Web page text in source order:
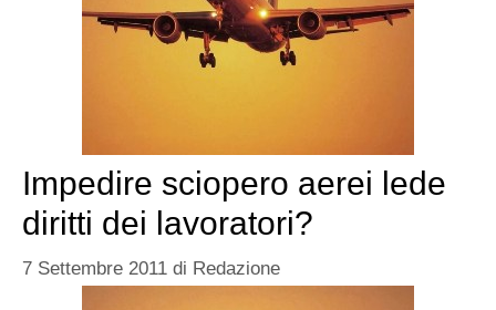
Impedire sciopero aerei lede
diritti dei lavoratori?
7 Settembre 2011 di Redazione